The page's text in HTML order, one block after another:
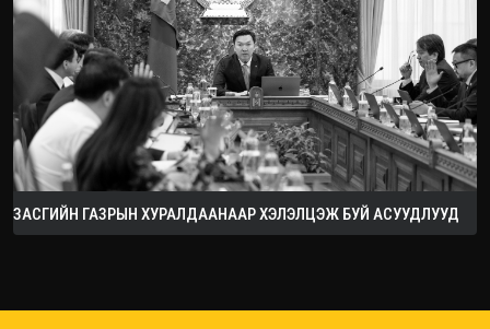
ЗАСГИЙН ГАЗРЫН ХУРАЛДААНААР ХЭЛЭЛЦЭЖ БУЙ АСУУДЛУУД